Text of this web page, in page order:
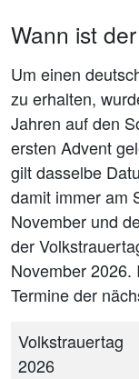
Wann ist
Um einen
zu erhalten,
Jahren auf den
ersten Advent
gilt dasselbe
damit immer am
November und
der
November 2026.
Termine der
Volkstrauertag
2026